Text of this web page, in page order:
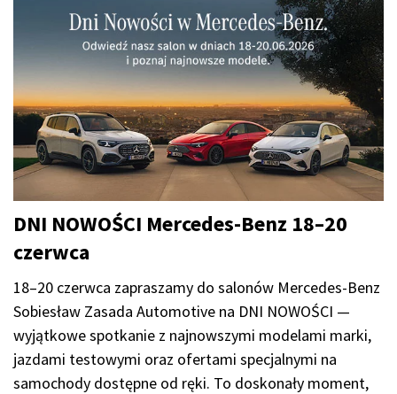
DNI NOWOŚCI Mercedes-Benz 18–20
czerwca
18–20 czerwca zapraszamy do salonów Mercedes-Benz
Sobiesław Zasada Automotive na DNI NOWOŚCI —
wyjątkowe spotkanie z najnowszymi modelami marki,
jazdami testowymi oraz ofertami specjalnymi na
samochody dostępne od ręki. To doskonały moment,